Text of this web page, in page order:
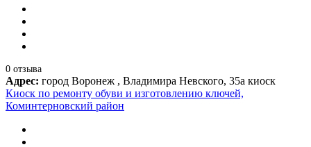
0 отзыва
Адрес: город Воронеж , Владимира Невского, 35а киоск
Киоск по ремонту обуви и изготовлению ключей,
Коминтерновский район